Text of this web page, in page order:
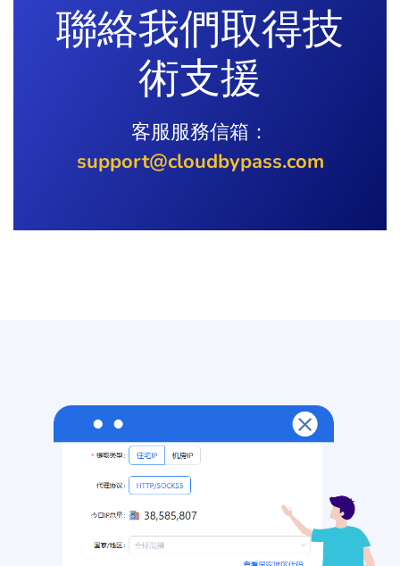
聯絡我們取得技
術支援
客服服務信箱：
support@cloudbypass.com